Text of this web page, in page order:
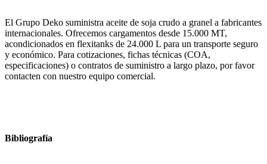
El Grupo Deko suministra aceite de soja crudo a granel a fabricantes
internacionales. Ofrecemos cargamentos desde 15.000 MT,
acondicionados en flexitanks de 24.000 L para un transporte seguro
y económico. Para cotizaciones, fichas técnicas (COA,
especificaciones) o contratos de suministro a largo plazo, por favor
contacten con nuestro equipo comercial.
Bibliografía